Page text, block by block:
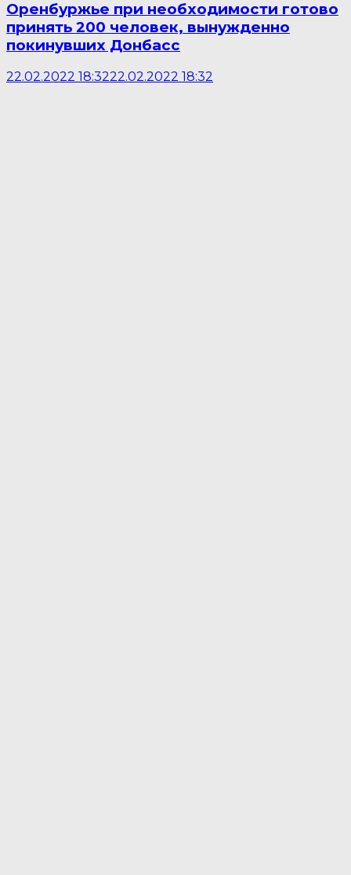
Оренбуржье при необходимости готово
принять 200 человек, вынужденно
покинувших Донбасс
22.02.2022 18:3222.02.2022 18:32